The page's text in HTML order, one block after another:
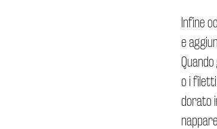
Infine
e
o i
dorato